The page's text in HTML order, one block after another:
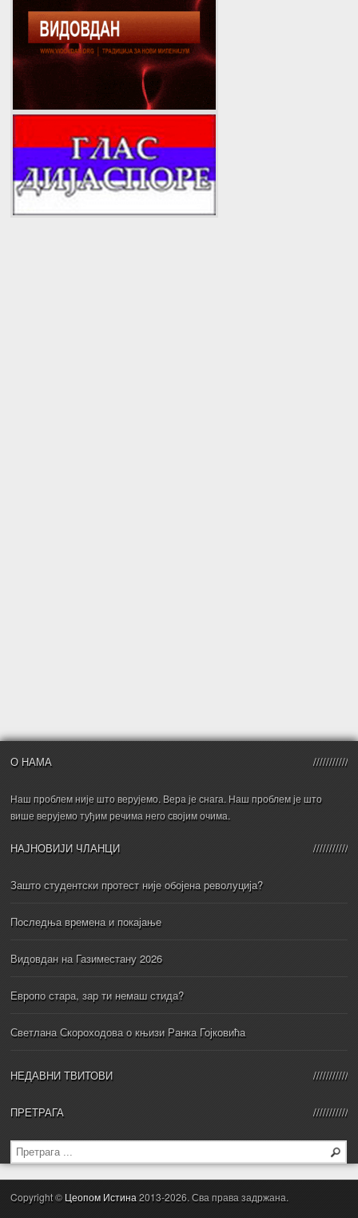
О НАМА
Наш проблем није што верујемо. Вера је снага. Наш проблем је што
више верујемо туђим речима него својим очима.
НАЈНОВИЈИ ЧЛАНЦИ
Зашто студентски протест није обојена револуција?
Последња времена и покајање
Видовдан на Газиместану 2026
Европо стара, зар ти немаш стида?
Светлана Скороходова о књизи Ранка Гојковића
НЕДАВНИ ТВИТОВИ
ПРЕТРАГА
Copyright © Цеопом Истина2013-2026. Сва права задржана.